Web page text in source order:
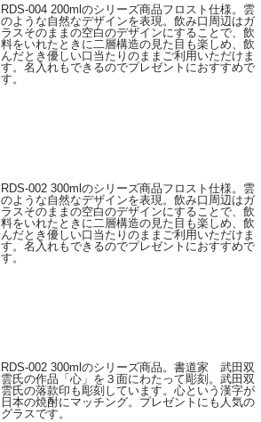
RDS-004 200mlのシリーズ商品フロスト仕様。雲
のような自然なデザインを表現。飲み口周辺はガ
ラスそのままの空白のデザインにすることで、飲
料をいれたときに二層構造の見た目も楽しめ、飲
んだとき優しい口当たりのままご利用いただけま
す。名入れもできるのでプレゼントにおすすめで
す。
RDS-002 300mlのシリーズ商品フロスト仕様。雲
のような自然なデザインを表現。飲み口周辺はガ
ラスそのままの空白のデザインにすることで、飲
料をいれたときに二層構造の見た目も楽しめ、飲
んだとき優しい口当たりのままご利用いただけま
す。名入れもできるのでプレゼントにおすすめで
す。
RDS-002 300mlのシリーズ商品。書道家 武田双
雲氏の作品「心」を３面にわたって彫刻。武田双
雲氏の落款印も彫刻しています。心という漢字が
日本の焼酎にマッチング。プレゼントにも人気の
グラスです。